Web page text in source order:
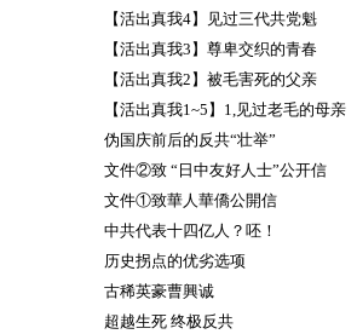
【活出真我4】见过三代共党魁
【活出真我3】尊卑交织的青春
【活出真我2】被毛害死的父亲
【活出真我1~5】1,见过老毛的母亲
伪国庆前后的反共“壮举”
文件②致 “日中友好人士”公开信
文件①致華人華僑公開信
中共代表十四亿人？呸！
历史拐点的优劣选项
古稀英豪曹興诚
超越生死 终极反共